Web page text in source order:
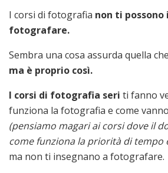
I corsi di fotografia non ti possono
fotografare.
Sembra una cosa assurda quella
ma è proprio così.
I corsi di fotografia seri ti fanno
funziona la fotografia e come
(pensiamo magari ai corsi dove il
come funziona la priorità di tempo
ma non ti insegnano a fotografare.